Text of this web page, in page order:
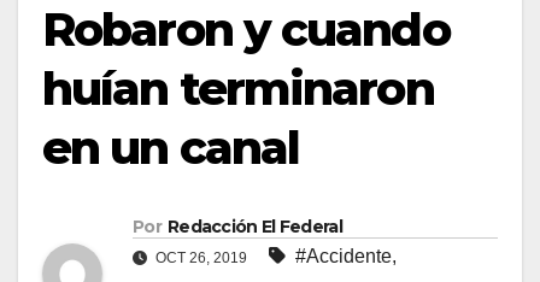
Robaron y cuando
huían terminaron
en un canal
Por Redacción El Federal
OCT 26, 2019 #Accidente,